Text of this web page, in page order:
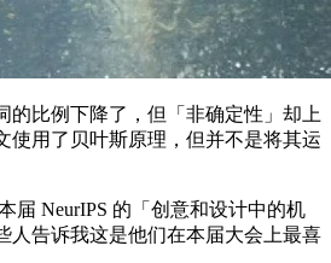
比例下降了，但「非确定性」却上
使用了贝叶斯原理，但并不是将其运
NeurIPS 的「创意和设计中的机
人告诉我这是他们在本届大会上最喜